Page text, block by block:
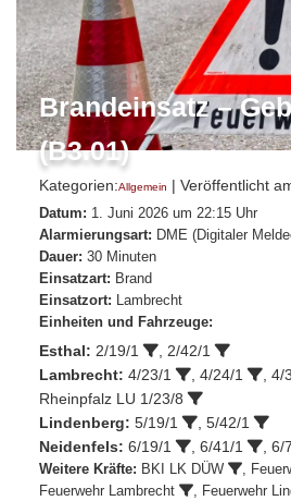
Brandeinsatz –
(B3.01)
Kategorien:Allgemein | Veröffentlicht
Datum: 1. Juni 2026 um 22:15 Uhr
Alarmierungsart: DME (Digitaler
Dauer: 30 Minuten
Einsatzart: Brand
Einsatzort: Lambrecht
Einheiten und Fahrzeuge:
Esthal: 2/19/1
2/42/1
Lambrecht: 4/23/1 4/24/1 4/
Rheinpfalz LU 1/23/8
Lindenberg: 5/19/1
5/42/1
Neidenfels: 6/19/1 6/41/1 6/
Weitere Kräfte: BKI LK DÜW ,
Feuerwehr Lambrecht
, Feuerwehr